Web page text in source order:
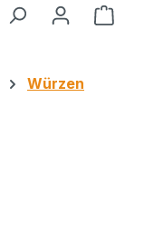
Würzen